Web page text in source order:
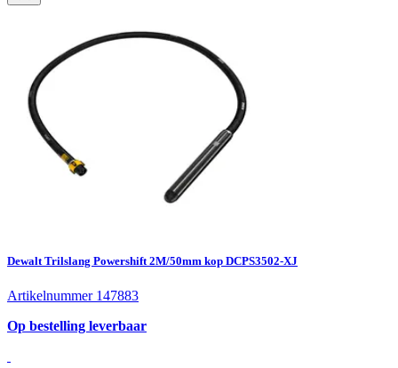
Dewalt Trilslang Powershift 2M/50mm kop DCPS3502-XJ
Artikelnummer 147883
Op bestelling leverbaar